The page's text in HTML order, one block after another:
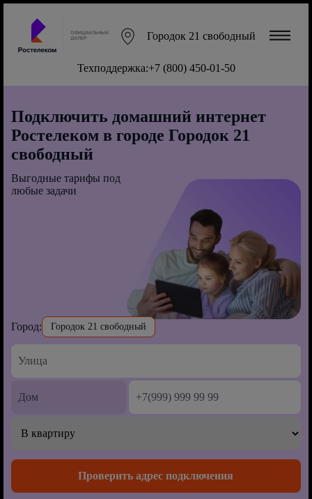
Городок 21 свободный
Техподдержка:+7 (800) 450-01-50
Подключить домашний интернет
Ростелеком в городе Городок 21
свободный
Выгодные тарифы под
любые задачи
Город: Городок 21 свободный